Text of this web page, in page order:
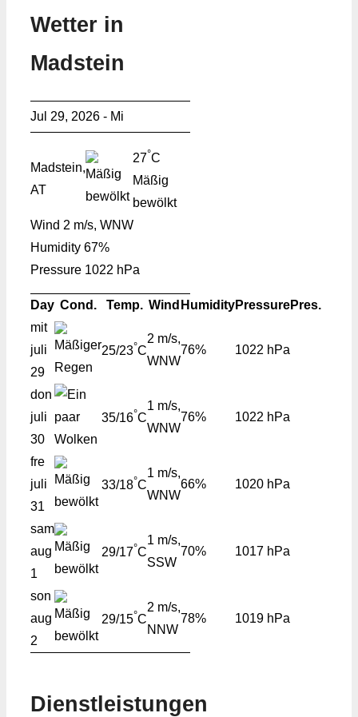
Wetter in
Madstein
Jul 29, 2026 - Mi
Madstein,
AT
27°C
Mäßig
bewölkt
Wind 2 m/s, WNW
Humidity 67%
Pressure 1022 hPa
Day Cond. Temp. Wind HumidityPressurePres.
mit
juli
29
25/23°C
2 m/s,
WNW
76% 1022 hPa
don
juli
30
35/16°C
1 m/s,
WNW
76% 1022 hPa
fre
juli
31
33/18°C
1 m/s,
WNW
66% 1020 hPa
sam
aug
1
29/17°C
1 m/s,
SSW
70% 1017 hPa
son
aug
2
29/15°C
2 m/s,
NNW
78% 1019 hPa
Dienstleistungen